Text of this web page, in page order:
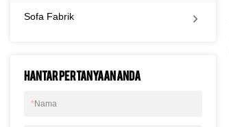
Sofa Fabrik
Hantar pertanyaan anda
*Nama